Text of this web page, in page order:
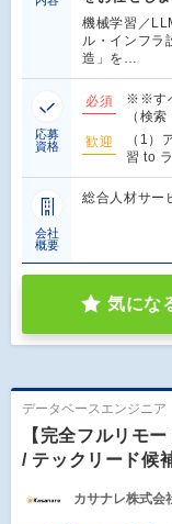
機械学習／
ル・インフラ
造」を…
応募
資格
必須
※※す
（検
歓迎
（1）
習 to
会社
概要
総合人材サー
気にな
データベースエンジニア
【完全フルリモ
/ テックリード候
カサナレ株式会